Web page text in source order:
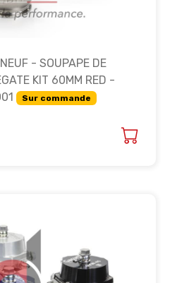
- SOUPAPE DE
KIT 60MM RED -
Sur commande